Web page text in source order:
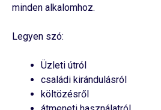
minden alkalomhoz.
Legyen szó:
Üzleti útról
családi kirándulásról
költözésről